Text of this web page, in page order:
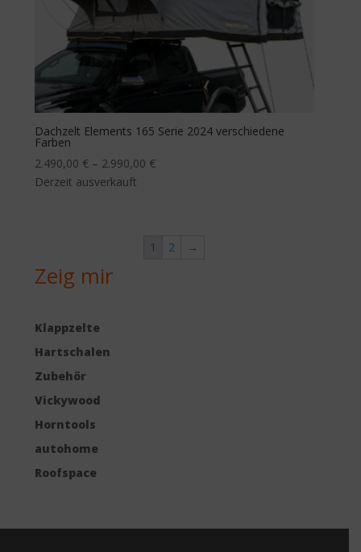
Dachzelt Elements 165 Serie 2024 verschiedene
Farben
2.490,00 € – 2.990,00 €
Derzeit ausverkauft
1 2 →
Zeig mir
Klappzelte
Hartschalen
Zubehör
Vickywood
Horntools
autohome
Roofspace